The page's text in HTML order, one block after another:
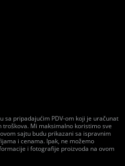
sa pripadajućim PDV-om koji je uračunat
Mi maksimalno koristimo sve
sajtu budu prikazani sa ispravnim
i cenama. Ipak, ne možemo
i fotografije proizvoda na ovom